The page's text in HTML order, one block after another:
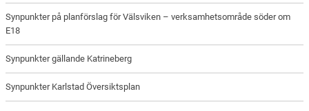
Synpunkter på planförslag för Välsviken – verksamhetsområde söder om
E18
Synpunkter gällande Katrineberg
Synpunkter Karlstad Översiktsplan